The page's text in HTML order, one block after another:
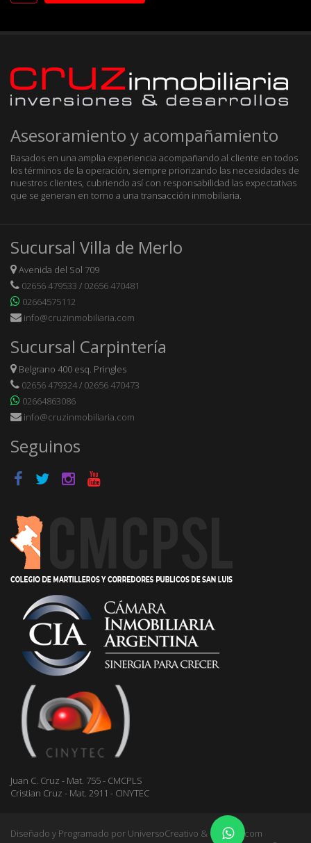
Asesoramiento y acompañamiento
Basados en una amplia experiencia acompañando al cliente en todos
los términos de la operación, siempre priorizando las necesidades de
nuestros clientes, cubriendo así con responsabilidad las expectativas
que se generan en torno a una transacción inmobiliaria.
Sucursal Villa de Merlo
Avenida del Sol 709
02656 479533 / 02656 470481
02664575112
info@cruzinmobiliaria.com
Sucursal Carpintería
Belgrano 400 esq. Pringles
02656 479324/ 02656 470473
02664863086
info@cruzinmobiliaria.com
Seguinos
Juan C. Cruz - Mat. 755 - CMCPLS
Cristian Cruz - Mat. 2911 - CINYTEC
Diseñado y Programado por UniversoCreativo & Gestioo.com